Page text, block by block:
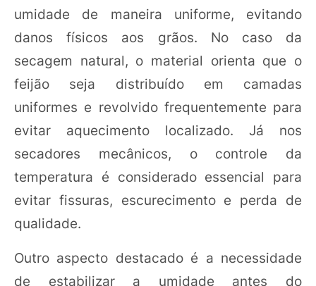
umidade de maneira uniforme, evitando
danos físicos aos grãos. No caso da
secagem natural, o material orienta que o
feijão seja distribuído em camadas
uniformes e revolvido frequentemente para
evitar aquecimento localizado. Já nos
secadores mecânicos, o controle da
temperatura é considerado essencial para
evitar fissuras, escurecimento e perda de
qualidade.
Outro aspecto destacado é a necessidade
de estabilizar a umidade antes do